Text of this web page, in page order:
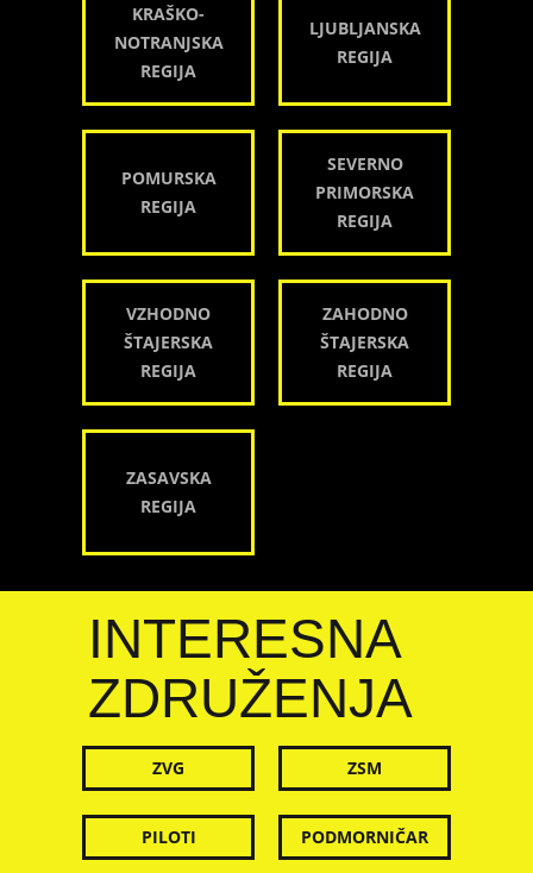
KRAŠKO-
NOTRANJSKA
REGIJA
LJUBLJANSKA
REGIJA
POMURSKA
REGIJA
SEVERNO
PRIMORSKA
REGIJA
VZHODNO
ŠTAJERSKA
REGIJA
ZAHODNO
ŠTAJERSKA
REGIJA
ZASAVSKA
REGIJA
INTERESNA
ZDRUŽENJA
ZVG ZSM
PILOTI PODMORNIČAR